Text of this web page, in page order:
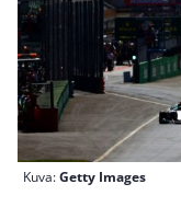
Kuva:Getty Images